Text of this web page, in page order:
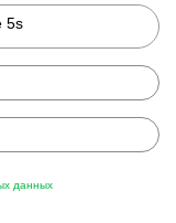
5s
данных